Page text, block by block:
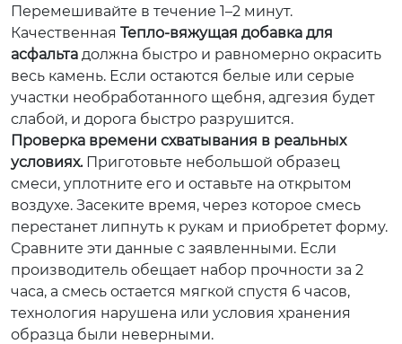
Перемешивайте в течение 1–2 минут.
Качественная Тепло-вяжущая добавка для
асфальта должна быстро и равномерно окрасить
весь камень. Если остаются белые или серые
участки необработанного щебня, адгезия будет
слабой, и дорога быстро разрушится.
Проверка времени схватывания в реальных
условиях.Приготовьте небольшой образец
смеси, уплотните его и оставьте на открытом
воздухе. Засеките время, через которое смесь
перестанет липнуть к рукам и приобретет форму.
Сравните эти данные с заявленными. Если
производитель обещает набор прочности за 2
часа, а смесь остается мягкой спустя 6 часов,
технология нарушена или условия хранения
образца были неверными.